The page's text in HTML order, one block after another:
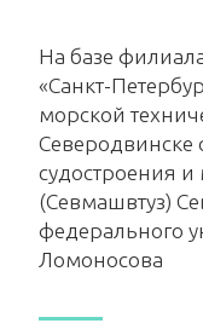
На базе
«Санкт-
морской
Северодвинске
судостроения и
(Севмашвтуз)
федерального
Ломоносова